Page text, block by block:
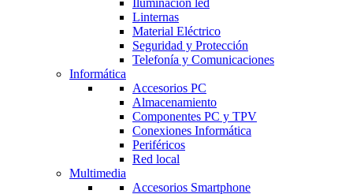
Iluminación led
Linternas
Material Eléctrico
Seguridad y Protección
Telefonía y Comunicaciones
Informática
Accesorios PC
Almacenamiento
Componentes PC y TPV
Conexiones Informática
Periféricos
Red local
Multimedia
Accesorios Smartphone